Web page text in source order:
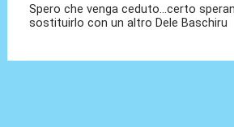
Spero che venga ceduto...certo
sostituirlo con un altro Dele Baschiru